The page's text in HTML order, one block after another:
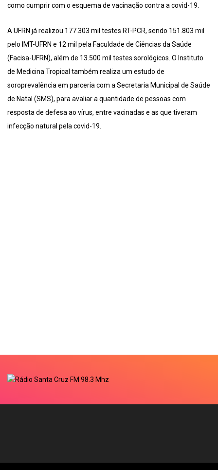
como cumprir com o esquema de vacinação contra a covid-19.
A UFRN já realizou 177.303 mil testes RT-PCR, sendo 151.803 mil
pelo IMT-UFRN e 12 mil pela Faculdade de Ciências da Saúde
(Facisa-UFRN), além de 13.500 mil testes sorológicos. O Instituto
de Medicina Tropical também realiza um estudo de
soroprevalência em parceria com a Secretaria Municipal de Saúde
de Natal (SMS), para avaliar a quantidade de pessoas com
resposta de defesa ao vírus, entre vacinadas e as que tiveram
infecção natural pela covid-19.